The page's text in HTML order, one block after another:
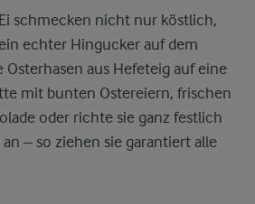
schmecken nicht nur köstlich,
echter Hingucker auf dem
Osterhasen aus Hefeteig auf eine
mit bunten Ostereiern, frischen
oder richte sie ganz festlich
– so ziehen sie garantiert alle